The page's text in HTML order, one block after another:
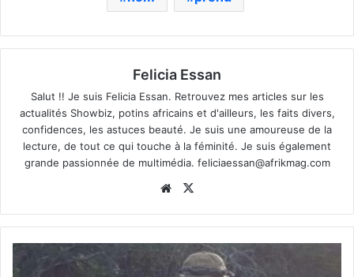
Felicia Essan
Salut !! Je suis Felicia Essan. Retrouvez mes articles sur les
actualités Showbiz, potins africains et d'ailleurs, les faits divers,
confidences, les astuces beauté. Je suis une amoureuse de la
lecture, de tout ce qui touche à la féminité. Je suis également
grande passionnée de multimédia. feliciaessan@afrikmag.com
Website